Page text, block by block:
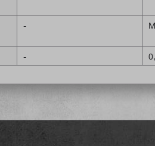
eine
-
-